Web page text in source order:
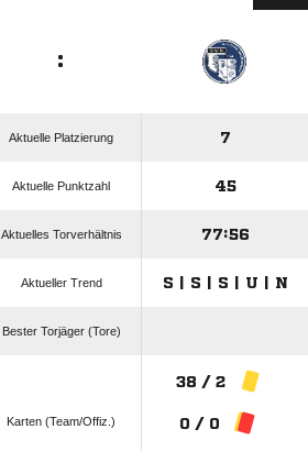
:
Aktuelle Platzierung 7
Aktuelle Punktzahl 45
Aktuelles Torverhältnis 77:56
Aktueller Trend S | S | S | U | N
Bester Torjäger (Tore)
Karten (Team/Offiz.)
38 / 2
0 / 0